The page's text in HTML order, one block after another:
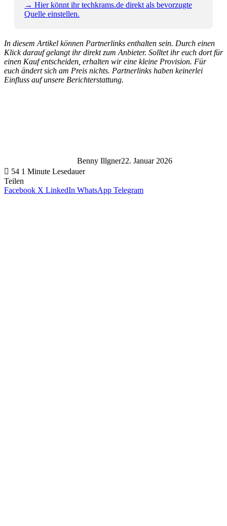
→ Hier könnt ihr techkrams.de direkt als bevorzugte
Quelle einstellen.
In diesem Artikel können Partnerlinks enthalten sein. Durch einen
Klick darauf gelangt ihr direkt zum Anbieter. Solltet ihr euch dort für
einen Kauf entscheiden, erhalten wir eine kleine Provision. Für
euch ändert sich am Preis nichts. Partnerlinks haben keinerlei
Einfluss auf unsere Berichterstattung.
Benny Illgner22. Januar 2026
54 1 Minute Lesedauer
Teilen
Facebook X LinkedIn WhatsApp Telegram